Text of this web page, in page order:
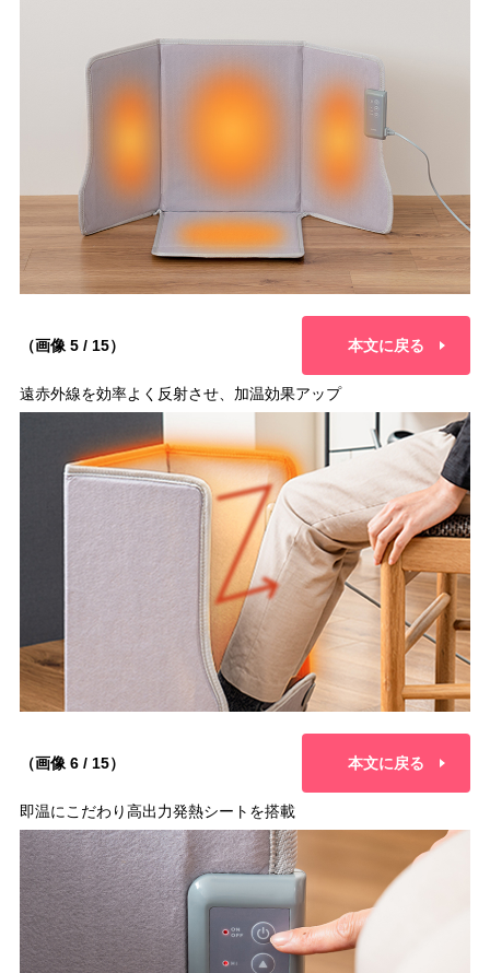
（画像 5 / 15） 本文に戻る
遠赤外線を効率よく反射させ、加温効果アップ
（画像 6 / 15） 本文に戻る
即温にこだわり高出力発熱シートを搭載